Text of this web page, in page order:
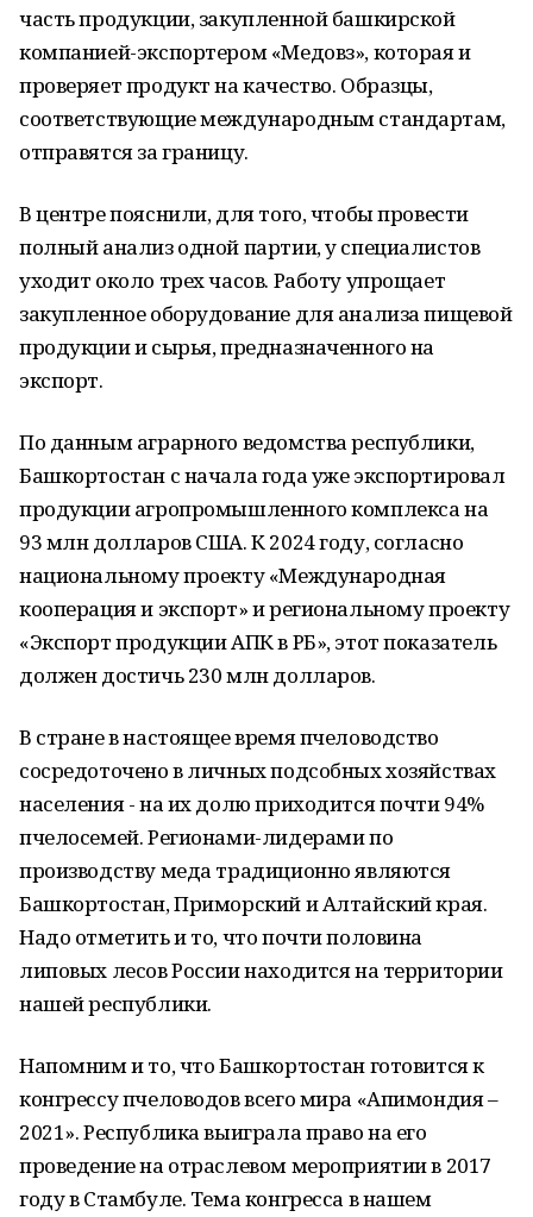
часть продукции, закупленной башкирской
компанией-экспортером «Медовз», которая и
проверяет продукт на качество. Образцы,
соответствующие международным стандартам,
отправятся за границу.
В центре пояснили, для того, чтобы провести
полный анализ одной партии, у специалистов
уходит около трех часов. Работу упрощает
закупленное оборудование для анализа пищевой
продукции и сырья, предназначенного на
экспорт.
По данным аграрного ведомства республики,
Башкортостан с начала года уже экспортировал
продукции агропромышленного комплекса на
93 млн долларов США. К 2024 году, согласно
национальному проекту «Международная
кооперация и экспорт» и региональному проекту
«Экспорт продукции АПК в РБ», этот показатель
должен достичь 230 млн долларов.
В стране в настоящее время пчеловодство
сосредоточено в личных подсобных хозяйствах
населения - на их долю приходится почти 94%
пчелосемей. Регионами-лидерами по
производству меда традиционно являются
Башкортостан, Приморский и Алтайский края.
Надо отметить и то, что почти половина
липовых лесов России находится на территории
нашей республики.
Напомним и то, что Башкортостан готовится к
конгрессу пчеловодов всего мира «Апимондия –
2021». Республика выиграла право на его
проведение на отраслевом мероприятии в 2017
году в Стамбуле. Тема конгресса в нашем